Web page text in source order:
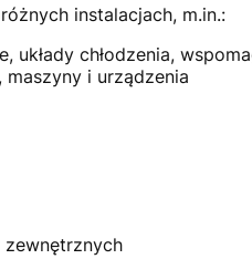
instalacjach, m.in.:
układy chłodzenia,
maszyny i urządzenia
zewnętrznych